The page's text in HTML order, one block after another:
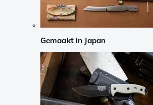
Gemaakt in Japan